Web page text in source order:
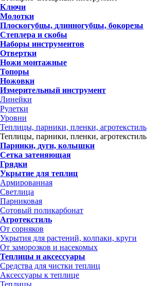
Ключи
Молотки
Плоскогубцы, длинногубцы, бокорезы
Степлера и скобы
Наборы инструментов
Отвертки
Ножи монтажные
Топоры
Ножовки
Измерительный инструмент
Линейки
Рулетки
Уровни
Теплицы, парники, пленки, агротекстиль
Теплицы, парники, пленки, агротекстиль
Парники, дуги, колышки
Сетка затеняющая
Грядки
Укрытие для теплиц
Армированная
Светлица
Парниковая
Сотовый поликарбонат
Агротекстиль
От сорняков
Укрытия для растений, колпаки, круги
От заморозков и насекомых
Теплицы и аксессуары
Средства для чистки теплиц
Аксессуары к теплице
Теплицы